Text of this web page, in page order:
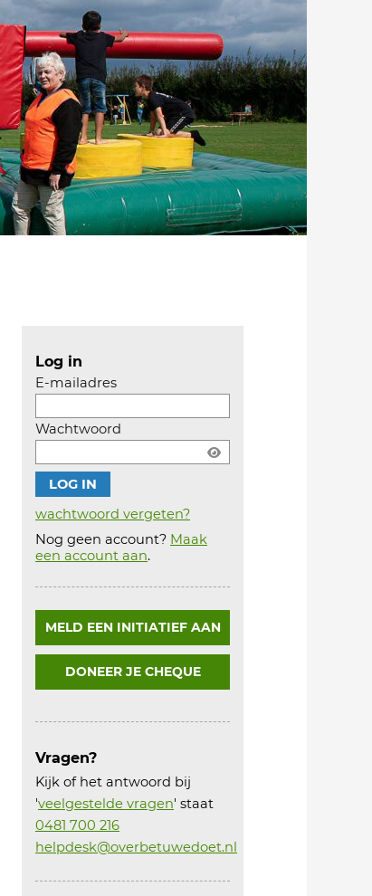
Log in
E-mailadres
Wachtwoord
wachtwoord vergeten?
Nog geen account? Maak
een account aan.Account
MELD EEN INITIATIEF AAN
DONEER JE CHEQUE
Vragen?
Kijk of het antwoord bij
'veelgestelde vragen' staat
0481 700 216
helpdesk@overbetuwedoet.nl